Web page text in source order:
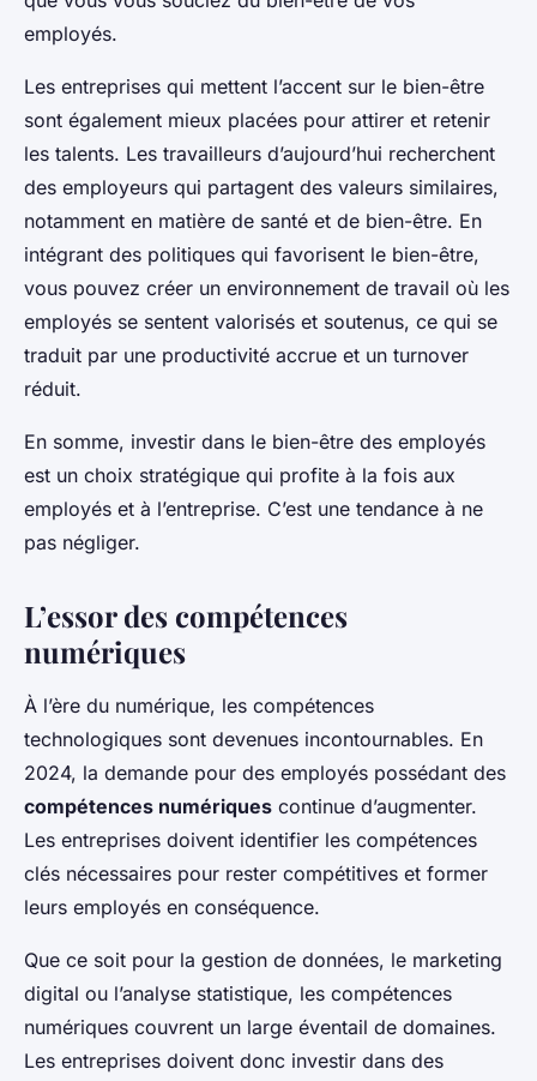
employés.
Les entreprises qui mettent l’accent sur le bien-être
sont également mieux placées pour attirer et retenir
les talents. Les travailleurs d’aujourd’hui recherchent
des employeurs qui partagent des valeurs similaires,
notamment en matière de santé et de bien-être. En
intégrant des politiques qui favorisent le bien-être,
vous pouvez créer un environnement de travail où les
employés se sentent valorisés et soutenus, ce qui se
traduit par une productivité accrue et un turnover
réduit.
En somme, investir dans le bien-être des employés
est un choix stratégique qui profite à la fois aux
employés et à l’entreprise. C’est une tendance à ne
pas négliger.
L’essor des compétences
numériques
À l’ère du numérique, les compétences
technologiques sont devenues incontournables. En
2024, la demande pour des employés possédant des
compétences numériques continue d’augmenter.
Les entreprises doivent identifier les compétences
clés nécessaires pour rester compétitives et former
leurs employés en conséquence.
Que ce soit pour la gestion de données, le marketing
digital ou l’analyse statistique, les compétences
numériques couvrent un large éventail de domaines.
Les entreprises doivent donc investir dans des